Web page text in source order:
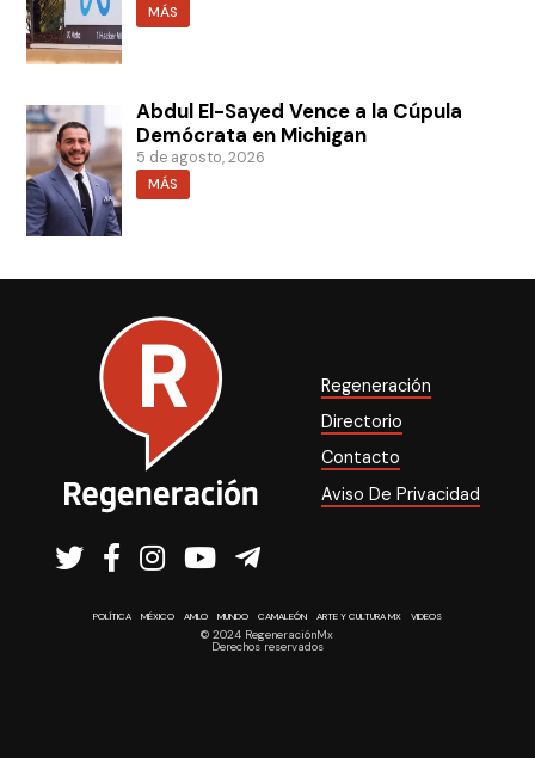
MÁS
Abdul El-Sayed Vence a la Cúpula
Demócrata en Michigan
5 de agosto, 2026
MÁS
Regeneración
Directorio
Contacto
Aviso De Privacidad
POLÍTICA MÉXICO AMLO MUNDO CAMALEÓN ARTE Y CULTURA MX VIDEOS
© 2024 RegeneraciónMx
Derechos reservados